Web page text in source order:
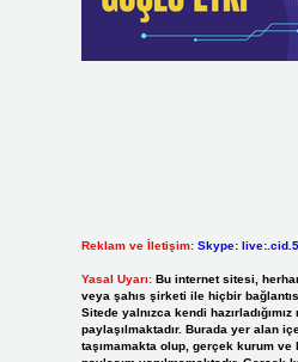
Reklam ve İletişim: Skype:
Yasal Uyarı: Bu internet sitesi,
veya şahıs şirketi ile hiçbir
Sitede yalnızca kendi
paylaşılmaktadır. Burada yer alan
taşımamakta olup, gerçek kurum ve